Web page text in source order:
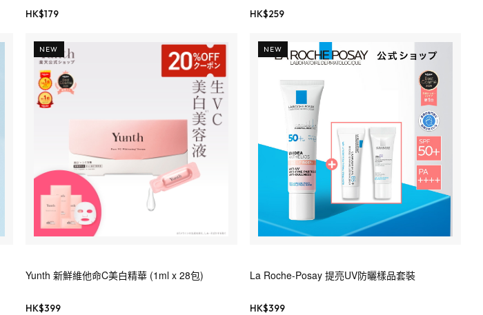
HK$179 HK$259
NEW
Yunth 新鮮維他命C美白精華 (1ml x 28包)
HK$399
NEW
La Roche-Posay 提亮UV防曬樣品套裝
HK$399